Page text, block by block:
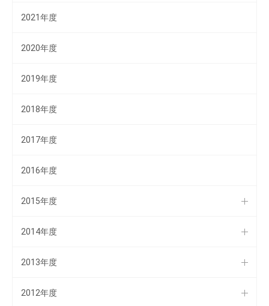
2021年度
2020年度
2019年度
2018年度
2017年度
2016年度
2015年度
2014年度
2013年度
2012年度